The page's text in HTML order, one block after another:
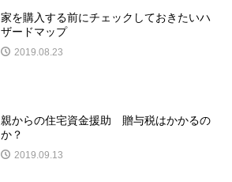
家を購入する前にチェックしておきたいハ
ザードマップ
2019.08.23
親からの住宅資金援助 贈与税はかかるの
か？
2019.09.13